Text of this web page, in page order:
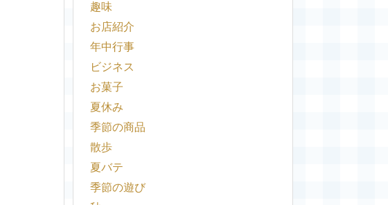
趣味
お店紹介
年中行事
ビジネス
お菓子
夏休み
季節の商品
散歩
夏バテ
季節の遊び